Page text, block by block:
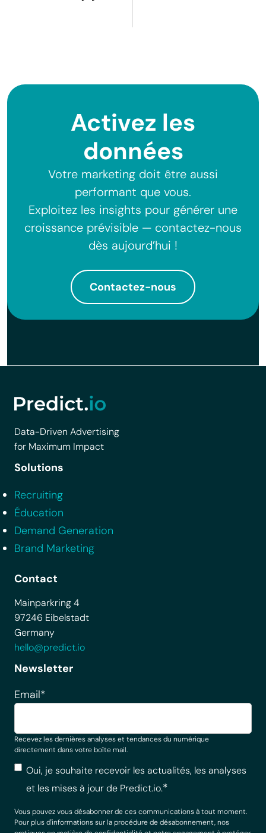
Activez les
données
Votre marketing doit être aussi
performant que vous.
Exploitez les insights pour générer une
croissance prévisible — contactez-nous
dès aujourd’hui !
Contactez-nous
Data-Driven Advertising
for Maximum Impact
Solutions
Recruiting
Éducation
Demand Generation
Brand Marketing
Contact
Mainparkring 4
97246 Eibelstadt
Germany
hello@predict.io
Newsletter
Email*
Recevez les dernières analyses et tendances du numérique
directement dans votre boîte mail.
Oui, je souhaite recevoir les actualités, les analyses
et les mises à jour de Predict.io.*
Vous pouvez vous désabonner de ces communications à tout moment.
Pour plus d'informations sur la procédure de désabonnement, nos